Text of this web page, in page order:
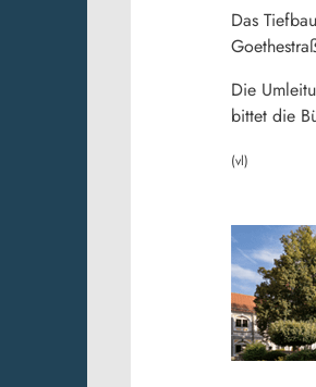
Das
Die
bittet die
(vl)